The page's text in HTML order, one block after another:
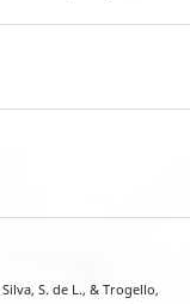
S. de L., & Trogello,